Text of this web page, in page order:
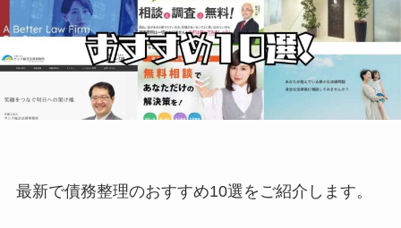
Scroll
最新で債務整理のおすすめ10選をご紹介します。